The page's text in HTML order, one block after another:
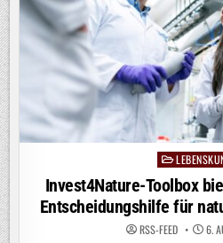
Posted
Invest4Nature-Toolbox
Entscheidungshilfe für
RSS-FEED 6.